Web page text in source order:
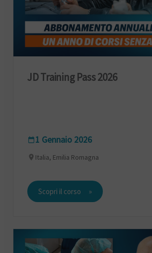
JD Training Pass 2026
1 Gennaio 2026
Italia, Emilia Romagna
Scopri il corso